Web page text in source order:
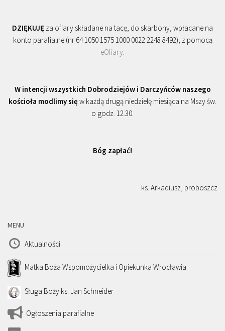
DZIĘKUJĘ za ofiary składane na tacę, do skarbony, wpłacane na
konto parafialne (nr 64 1050 1575 1000 0022 2248 8492), z pomocą
eOfiary.
W intencji wszystkich Dobrodziejów i Darczyńców naszego
kościoła modlimy się w każdą drugą niedzielę miesiąca na Mszy św.
o godz. 12.30.
Bóg zapłać!
ks. Arkadiusz, proboszcz
MENU
Aktualności
Matka Boża Wspomożycielka i Opiekunka Wrocławia
Sługa Boży ks. Jan Schneider
Ogłoszenia parafialne